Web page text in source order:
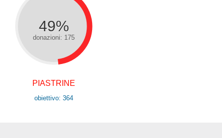
49%
donazioni: 175
PIASTRINE
obiettivo: 364